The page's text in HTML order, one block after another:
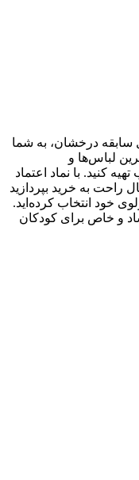
نی نی مو کیدز با ۵ سال سابقه درخشان، به شما
لباس‌ها و
کنید. با نماد اعتماد
راحت به خرید بپردازید
خود انتخاب کرده‌اید.
و خاص برای کودکان